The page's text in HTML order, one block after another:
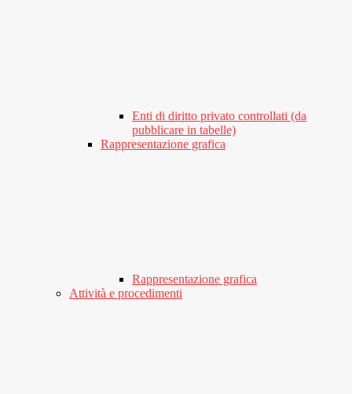
Enti di diritto privato controllati (da
pubblicare in tabelle)
Rappresentazione grafica
Rappresentazione grafica
Attività e procedimenti